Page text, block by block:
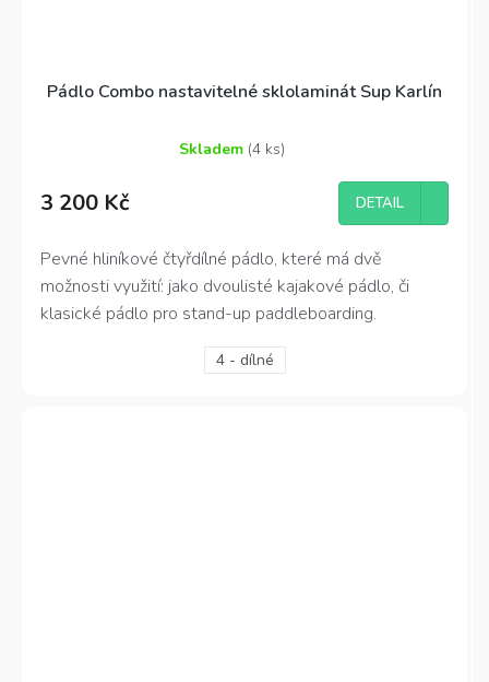
Pádlo Combo nastavitelné sklolaminát Sup Karlín
hodnocení
z
5
hvězdiček.
Skladem (4 ks)
3 200 Kč DETAIL
Pevné hliníkové čtyřdílné pádlo, které má dvě
možnosti využití: jako dvoulisté kajakové pádlo, či
klasické pádlo pro stand-up paddleboarding.
4 - dílné